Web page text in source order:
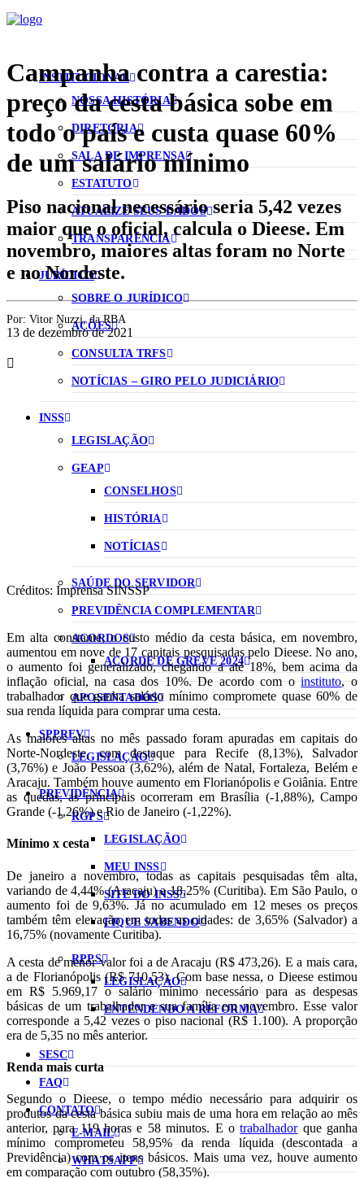
INSTITUCIONAL
NOSSA HISTÓRIA
DIRETORIA
SALA DE IMPRENSA
ESTATUTO
ATUALIZE SEUS DADOS
TRANSPARÊNCIA
JURÍDICO
SOBRE O JURÍDICO
AÇÕES
CONSULTA TRFS
NOTÍCIAS – GIRO PELO JUDICIÁRIO
INSS
LEGISLAÇÃO
GEAP
CONSELHOS
HISTÓRIA
NOTÍCIAS
SAÚDE DO SERVIDOR
PREVIDÊNCIA COMPLEMENTAR
ACORDOS
ACORDE DE GREVE 2024
APOSENTADOS
SPPREV
LEGISLAÇÃO
PREVIDÊNCIA
RGPS
LEGISLAÇÃO
MEU INSS
SITE DO INSS
FIQUE SABENDO
RPPS
LEGISLAÇÃO
ENTENDENDO A REFORMA
SESC
FAQ
CONTATO
E-MAIL
WHATSAPP
Campanha contra a carestia:
preço da cesta básica sobe em
todo o país e custa quase 60%
de um salário mínimo
Piso nacional necessário seria 5,42 vezes
maior que o oficial, calcula o Dieese. Em
novembro, maiores altas foram no Norte
e no Nordeste.
Por: Vitor Nuzzi, da RBA
13 de dezembro de 2021
Créditos: Imprensa SINSSP
Em alta constante, o custo médio da cesta básica, em novembro,
aumentou em nove de 17 capitais pesquisadas pelo Dieese. No ano,
o aumento foi generalizado, chegando a até 18%, bem acima da
inflação oficial, na casa dos 10%. De acordo com oinstituto, o
trabalhador que ganha salário mínimo compromete quase 60% de
sua renda líquida para comprar uma cesta.
As maiores altas no mês passado foram apuradas em capitais do
Norte-Nordeste, com destaque para Recife (8,13%), Salvador
(3,76%) e João Pessoa (3,62%), além de Natal, Fortaleza, Belém e
Aracaju. Também houve aumento em Florianópolis e Goiânia. Entre
as quedas, as principais ocorreram em Brasília (-1,88%), Campo
Grande (-1,26%) e Rio de Janeiro (-1,22%).
Mínimo x cesta
De janeiro a novembro, todas as capitais pesquisadas têm alta,
variando de 4,44% (Aracaju) a 18,25% (Curitiba). Em São Paulo, o
aumento foi de 9,63%. Já no acumulado em 12 meses os preços
também têm elevação em todas as cidades: de 3,65% (Salvador) a
16,75% (novamente Curitiba).
A cesta de menor valor foi a de Aracaju (R$ 473,26). E a mais cara,
a de Florianópolis (R$ 710,53). Com base nessa, o Dieese estimou
em R$ 5.969,17 o salário mínimo necessário para as despesas
básicas de um trabalhador e sua família em novembro. Esse valor
corresponde a 5,42 vezes o piso nacional (R$ 1.100). A proporção
era de 5,35 no mês anterior.
Renda mais curta
Segundo o Dieese, o tempo médio necessário para adquirir os
produtos da cesta básica subiu mais de uma hora em relação ao mês
anterior, para 119 horas e 58 minutos. E otrabalhadorque ganha
mínimo comprometeu 58,95% da renda líquida (descontada a
Previdência) com os itens básicos. Mais uma vez, houve aumento
em comparação com outubro (58,35%).